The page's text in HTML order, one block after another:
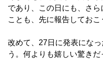
であり、この日にも、さ
ことも、先に報告しておこ
改めて、27日に発表にな
う。何よりも嬉しい驚き